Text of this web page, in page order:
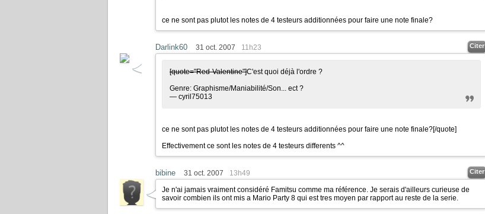
ce ne sont pas plutot les notes de 4 testeurs additionnées pour faire une note finale?
Darlink60 31 oct. 2007 11h23 Citer
[quote="Red-Valentine"]C'est quoi déjà l'ordre ?
Genre: Graphisme/Maniabilité/Son... ect ?
— cyril75013
ce ne sont pas plutot les notes de 4 testeurs additionnées pour faire une note finale?[/quote]
Effectivement ce sont les notes de 4 testeurs differents ^^
bibine 31 oct. 2007 13h49 Citer
Je n'ai jamais vraiment considéré Famitsu comme ma référence. Je serais d'ailleurs curieuse de
savoir combien ils ont mis a Mario Party 8 qui est tres moyen par rapport au reste de la serie.